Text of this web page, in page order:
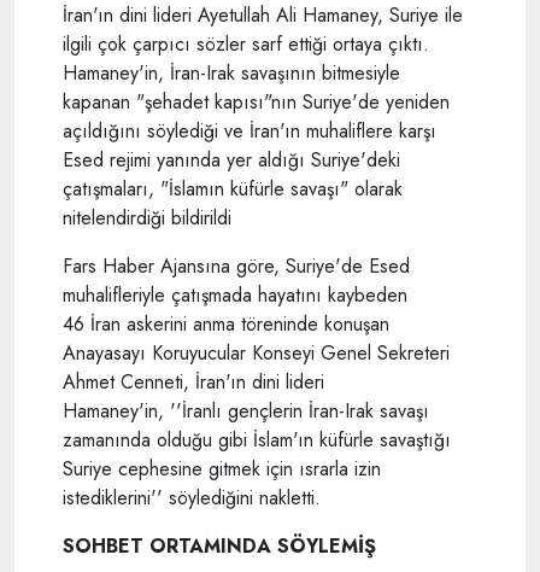
İran'ın dini lideri Ayetullah Ali Hamaney, Suriye ile
ilgili çok çarpıcı sözler sarf ettiği ortaya çıktı.
Hamaney'in, İran-Irak savaşının bitmesiyle
kapanan "şehadet kapısı"nın Suriye'de yeniden
açıldığını söylediği ve İran'ın muhaliflere karşı
Esed rejimi yanında yer aldığı Suriye'deki
çatışmaları, "İslamın küfürle savaşı" olarak
nitelendirdiği bildirildi
Fars Haber Ajansına göre, Suriye'de Esed
muhalifleriyle çatışmada hayatını kaybeden
46 İran askerini anma töreninde konuşan
Anayasayı Koruyucular Konseyi Genel Sekreteri
Ahmet Cenneti, İran'ın dini lideri
Hamaney'in, ''İranlı gençlerin İran-Irak savaşı
zamanında olduğu gibi İslam'ın küfürle savaştığı
Suriye cephesine gitmek için ısrarla izin
istediklerini'' söylediğini nakletti.
SOHBET ORTAMINDA SÖYLEMİŞ